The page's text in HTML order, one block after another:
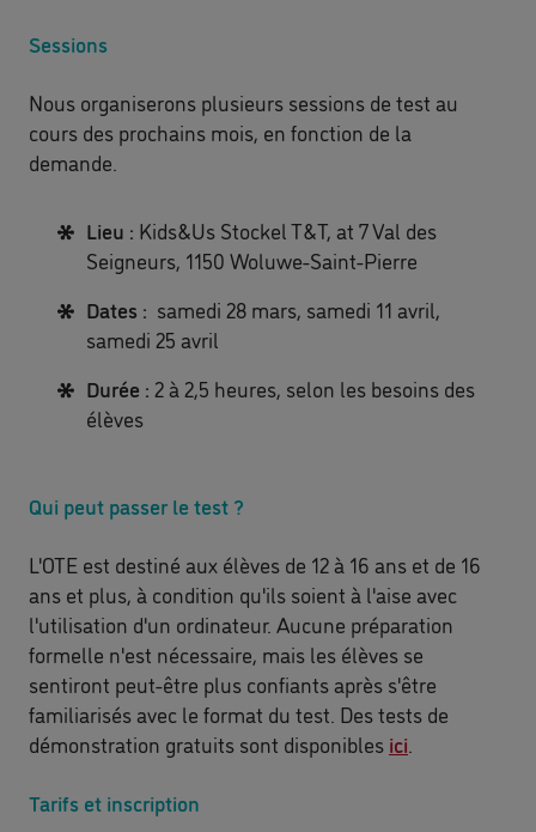
Sessions
Nous organiserons plusieurs sessions de test au
cours des prochains mois, en fonction de la
demande.
Lieu : Kids&Us Stockel T&T, at 7 Val des
Seigneurs, 1150 Woluwe-Saint-Pierre
Dates : samedi 28 mars, samedi 11 avril,
samedi 25 avril
Durée : 2 à 2,5 heures, selon les besoins des
élèves
Qui peut passer le test ?
L'OTE est destiné aux élèves de 12 à 16 ans et de 16
ans et plus, à condition qu'ils soient à l'aise avec
l'utilisation d'un ordinateur. Aucune préparation
formelle n'est nécessaire, mais les élèves se
sentiront peut-être plus confiants après s'être
familiarisés avec le format du test. Des tests de
démonstration gratuits sont disponibles ici
Tarifs et inscription